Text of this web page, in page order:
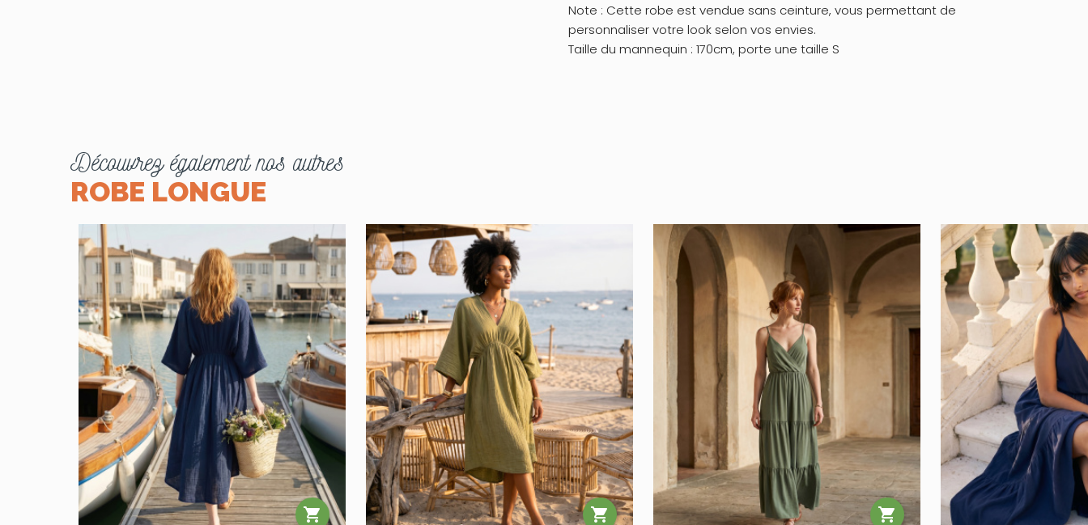
Note : Cette robe est vendue sans ceinture, vous permettant de
personnaliser votre look selon vos envies.
Taille du mannequin : 170cm, porte une taille S
Découvrez également nos autres
ROBE LONGUE
  